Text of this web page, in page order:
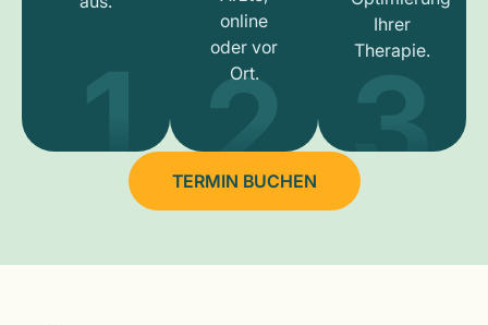
1
online
oder vor
Ort.
2
Ihrer
Therapie.
3
TERMIN BUCHEN